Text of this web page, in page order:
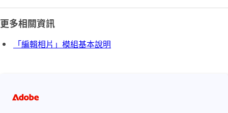
更多相關資訊
「編輯相片」模組基本說明